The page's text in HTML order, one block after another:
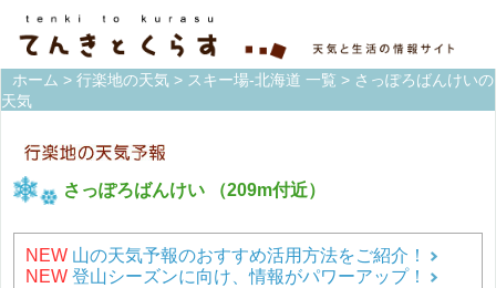
ホーム > 行楽地の天気 > スキー場-北海道 一覧 > さっぽろばんけいの
天気
さっぽろばんけい （209m付近）
NEW 山の天気予報のおすすめ活用方法をご紹介！
NEW 登山シーズンに向け、情報がパワーアップ！